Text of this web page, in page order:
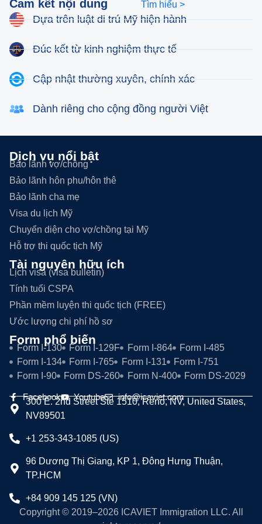
Cam kết nội dung Tìm hiểu >
Dựa trên luật di trú Mỹ hiện hành
Đúc kết từ kinh nghiệm thực tế
Cập nhật thường xuyên, chính xác
Dành riêng cho cộng đồng người Việt
Dịch vụ nổi bật
Bảo lãnh vợ/chồng
Bảo lãnh hôn phu/hôn thê
Bảo lãnh cha mẹ
Visa du lịch Mỹ
Chuyển diện cho vợ/chồng tại Mỹ
Hỗ trợ thi quốc tịch Mỹ
Tài nguyên hữu ích
Lịch visa (visa bulletin)
Tính tuổi CSPA
Phần mềm luyện thi quốc tịch (FREE)
Ước lượng chi phí hồ sơ
Form phổ biến
Form I-130 Form I-129F Form I-864
Form I-485
Form I-134
Form I-765 Form I-131
Form I-751
Form I-90
Form DS-260 Form N-400 Form DS-2029
Facebook Youtube info@icaviet.com
300 E. 2nd Street Ste 1510, Reno, NV, United States,
NV89501
+1 253-343-1085 (US)
96 Dương Thị Giang, KP 1, Đông Hưng Thuận,
TP.HCM
+84 909 145 125 (VN)
Copyright © 2019–2026 ICAVIET Immigration LLC. All